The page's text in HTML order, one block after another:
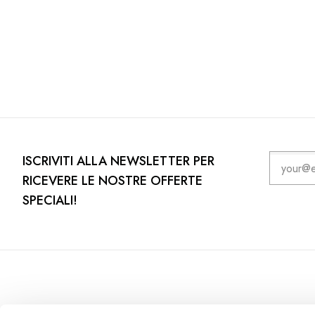
ISCRIVITI ALLA NEWSLETTER PER
RICEVERE LE NOSTRE OFFERTE
SPECIALI!